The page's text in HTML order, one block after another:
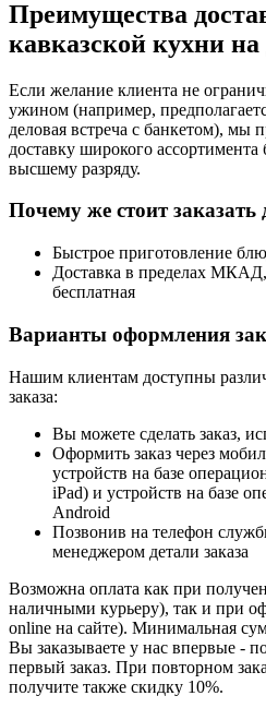
Преимущества
кавказской кухни
Если желание клиента не
ужином (например,
деловая встреча с банкетом), мы
доставку широкого
высшему разряду.
Почему же стоит заказать
Быстрое приготовление
Доставка в пределах
бесплатная
Варианты оформления
Нашим клиентам доступны
заказа:
Вы можете сделать заказ,
Оформить заказ через
устройств на базе
iPad) и устройств на базе
Android
Позвонив на телефон
менеджером детали заказа
Возможна оплата как при
наличными курьеру), так и при
online на сайте). Минимальная
Вы заказываете у нас впервые -
первый заказ. При повторном
получите также скидку 10%.